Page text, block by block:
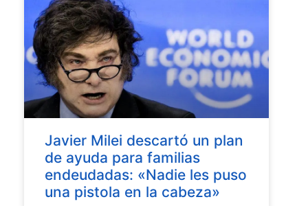
Javier Milei descartó un plan
de ayuda para familias
endeudadas: «Nadie les puso
una pistola en la cabeza»